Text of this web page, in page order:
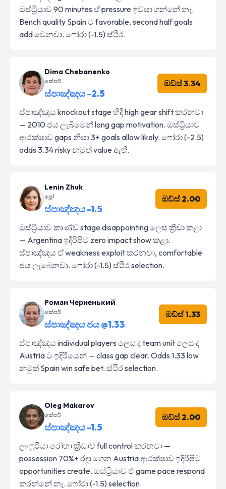
ඔස්ට්‍රියාව 90 minutes ඒ pressure ඉවසා ගන්නේ නෑ.
Bench quality Spain ට favorable, second half goals
add වෙනවා. ෆෝරා (-1.5) ස්ථිර.
Dima Chebanenko
කේපර්
ස්පාඤ්ඤය -2.5
ඔඩ්ස් 3.34
ස්පාඤ්ඤය knockout stage හිදී high gear shift කරනවා
— 2010 ජය ලැබීමෙන් long gap motivation. ඔස්ට්‍රියාව
ආරක්ෂාව gaps නිසා 3+ goals allow likely. ෆෝරා (-2.5)
odds 3.34 risky නමුත් value ඇති.
Lenin Zhuk
ප්‍රෝ
ස්පාඤ්ඤය -1.5
ඔඩ්ස් 2.00
ඔස්ට්‍රියාව කාණ්ඩ stage disappointing ලෙස ක්‍රීඩා කළා
— Argentina ඉදිරිපිට zero impact show කළා.
ස්පාඤ්ඤය ඒ weakness exploit කරනවා, comfortable
ජය ලැබෙනවා. ෆෝරා (-1.5) ස්ථිර selection.
Роман Черненький
කේපර්
ස්පාඤ්ඤය ජය @1.33
ඔඩ්ස් 1.33
ස්පාඤ්ඤය individual players ලෙස ද team unit ලෙස ද
Austria ට ඉදිරියෙන් — class gap clear. Odds 1.33 low
නමුත් Spain win safe bet. ස්ථිර selection.
Oleg Makarov
කේපර්
ස්පාඤ්ඤය -1.5
ඔඩ්ස් 2.00
ලා ෆූරියා රෝහා ක්‍රීඩාව full control කරනවා —
possession 70%+ රදා ගෙන Austria ආරක්ෂාව ඉදිරිපිට
opportunities create. ඔස්ට්‍රියාව ඒ game pace respond
කරන්නේ නෑ. ෆෝරා (-1.5) selection.